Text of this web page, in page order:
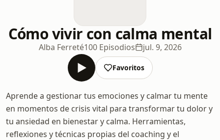
Cómo vivir con calma mental
Alba Ferreté100 Episodios jul. 9, 2026
Favoritos
Aprende a gestionar tus emociones y calmar tu mente
en momentos de crisis vital para transformar tu dolor y
tu ansiedad en bienestar y calma. Herramientas,
reflexiones y técnicas propias del coaching y el